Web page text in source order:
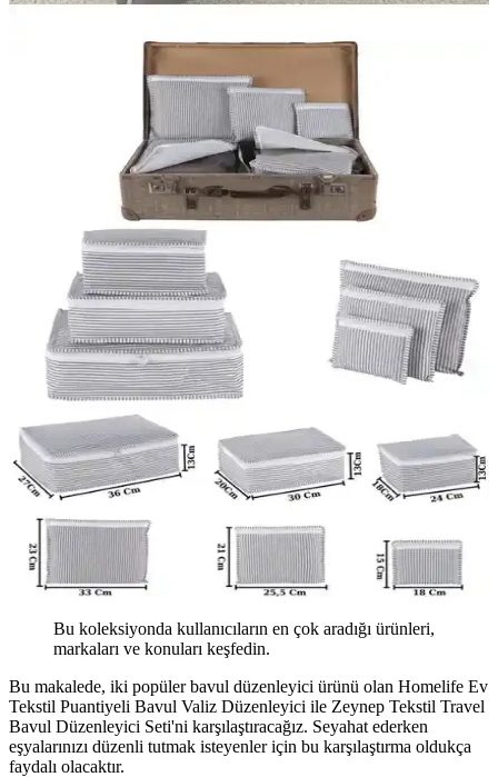
Bu koleksiyonda kullanıcıların en çok aradığı ürünleri,
markaları ve konuları keşfedin.
Bu makalede, iki popüler bavul düzenleyici ürünü olan Homelife Ev
Tekstil Puantiyeli Bavul Valiz Düzenleyici ile Zeynep Tekstil Travel
Bavul Düzenleyici Seti'ni karşılaştıracağız. Seyahat ederken
eşyalarınızı düzenli tutmak isteyenler için bu karşılaştırma oldukça
faydalı olacaktır.